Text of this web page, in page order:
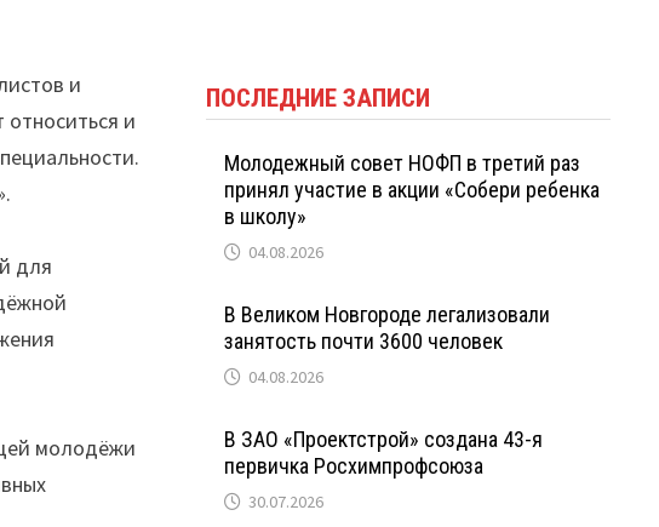
и
и
для
молодёжи
ПОСЛЕДНИЕ ЗАПИСИ
Молодежный совет НОФП в третий раз
принял участие в акции «Собери ребенка
в школу»
04.08.2026
В Великом Новгороде легализовали
занятость почти 3600 человек
04.08.2026
В ЗАО «Проектстрой» создана 43-я
первичка Росхимпрофсоюза
30.07.2026